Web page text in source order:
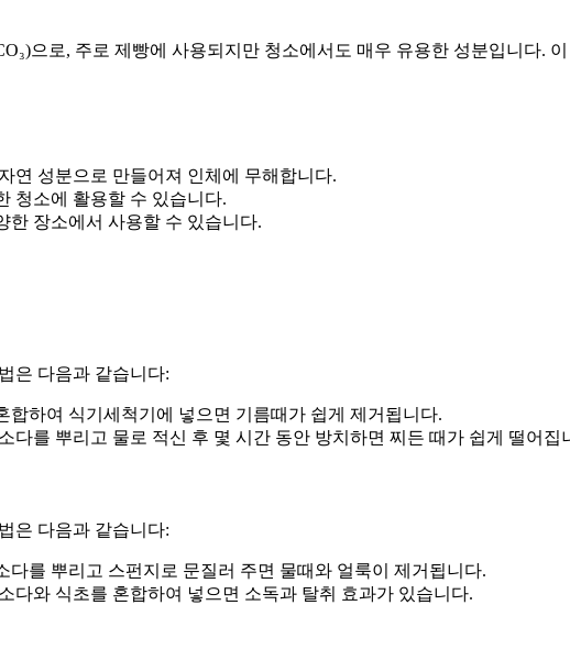
으로, 주로 제빵에 사용되지만 청소에서도 매우 유용한 성분입니다.
연 성분으로 만들어져 인체에 무해합니다.
청소에 활용할 수 있습니다.
한 장소에서 사용할 수 있습니다.
은 다음과 같습니다:
합하여 식기세척기에 넣으면 기름때가 쉽게 제거됩니다.
다를 뿌리고 물로 적신 후 몇 시간 동안 방치하면 찌든 때가 쉽게 떨어집
은 다음과 같습니다:
다를 뿌리고 스펀지로 문질러 주면 물때와 얼룩이 제거됩니다.
다와 식초를 혼합하여 넣으면 소독과 탈취 효과가 있습니다.